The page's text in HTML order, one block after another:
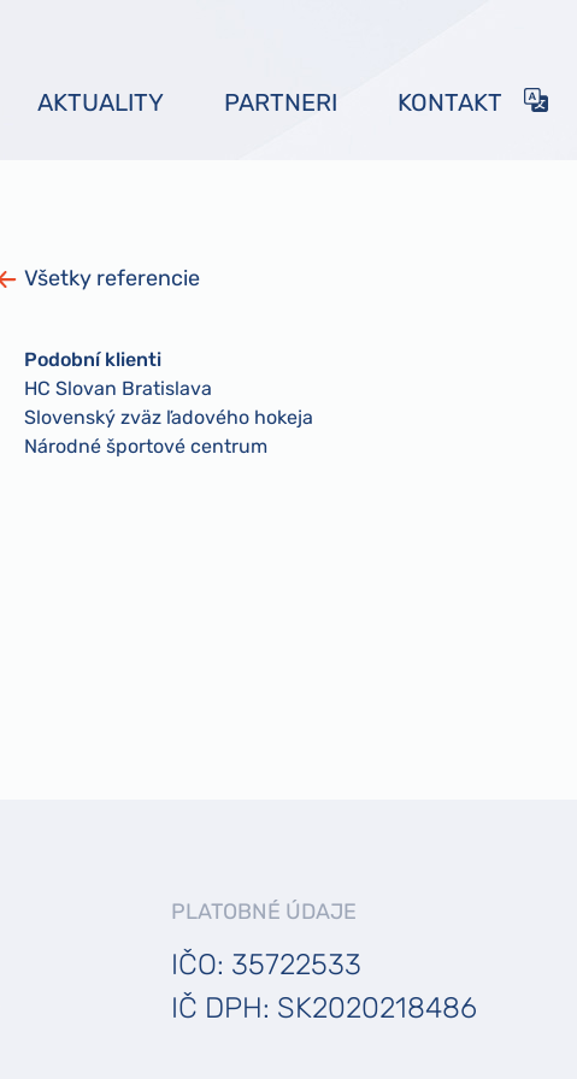
AKTUALITY PARTNERI KONTAKT
Všetky referencie
Podobní klienti
HC Slovan Bratislava
Slovenský zväz ľadového hokeja
Národné športové centrum
PLATOBNÉ ÚDAJE
IČO: 35722533
IČ DPH: SK2020218486